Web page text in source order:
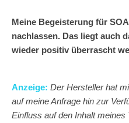
Meine Begeisterung für
nachlassen. Das liegt auch
wieder positiv überrascht
Anzeige: Der Hersteller hat
auf meine Anfrage hin zur
Einfluss auf den Inhalt